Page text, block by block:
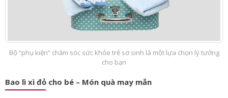
Bộ “phụ kiện” chăm sóc sức khỏe trẻ sơ sinh là một lựa chọn lý tưởng
cho bạn
Bao lì xì đỏ cho bé – Món quà may mắn